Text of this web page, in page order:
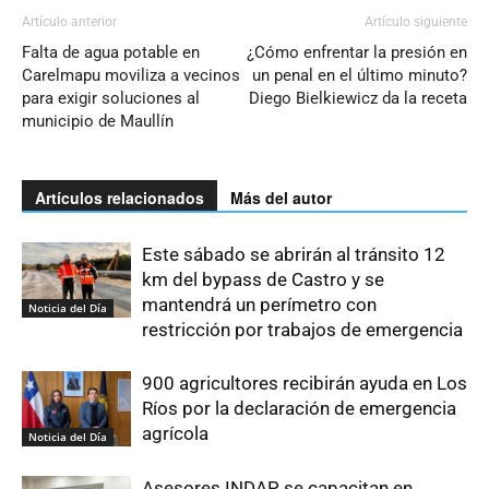
Artículo anterior
Falta de agua potable en
Carelmapu moviliza a vecinos
para exigir soluciones al
municipio de Maullín
Artículo siguiente
¿Cómo enfrentar la presión en
un penal en el último minuto?
Diego Bielkiewicz da la receta
Artículos relacionados Más del autor
Noticia del Día
Este sábado se abrirán al tránsito 12
km del bypass de Castro y se
mantendrá un perímetro con
restricción por trabajos de emergencia
Noticia del Día
900 agricultores recibirán ayuda en Los
Ríos por la declaración de emergencia
agrícola